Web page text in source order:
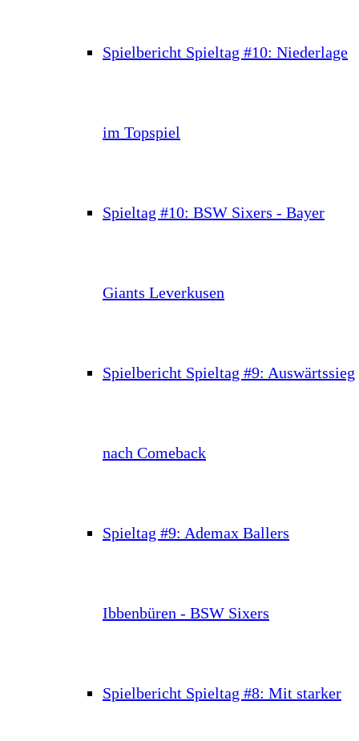
Spielbericht Spieltag #10: Niederlage
im Topspiel
Spieltag #10: BSW Sixers - Bayer
Giants Leverkusen
Spielbericht Spieltag #9: Auswärtssieg
nach Comeback
Spieltag #9: Ademax Ballers
Ibbenbüren - BSW Sixers
Spielbericht Spieltag #8: Mit starker